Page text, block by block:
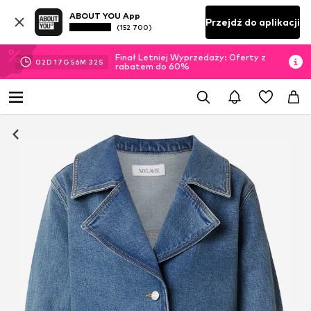
ABOUT YOU App
(152 700) Przejdź do aplikacji
02D 17 G 56M 32 S
Finał Letniej Wyprzedaży: Oferty z
rabatem do 60%